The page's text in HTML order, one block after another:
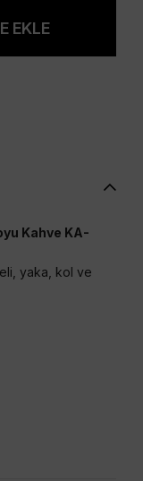
Kahve KA-
yaka, kol ve